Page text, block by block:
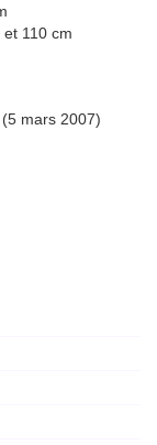
110 cm
mars 2007)